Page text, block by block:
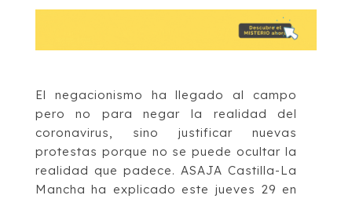
El negacionismo ha llegado al campo
pero no para negar la realidad del
coronavirus, sino justificar nuevas
protestas porque no se puede ocultar la
realidad que padece. ASAJA Castilla-La
Mancha ha explicado este jueves 29 en